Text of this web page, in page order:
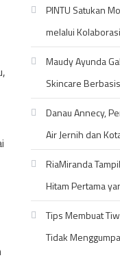
PINTU Satukan
melalui
Maudy Ayunda
Skincare
Danau Annecy,
Air Jernih dan
RiaMiranda
Hitam Pertama
Tips Membuat
Tidak